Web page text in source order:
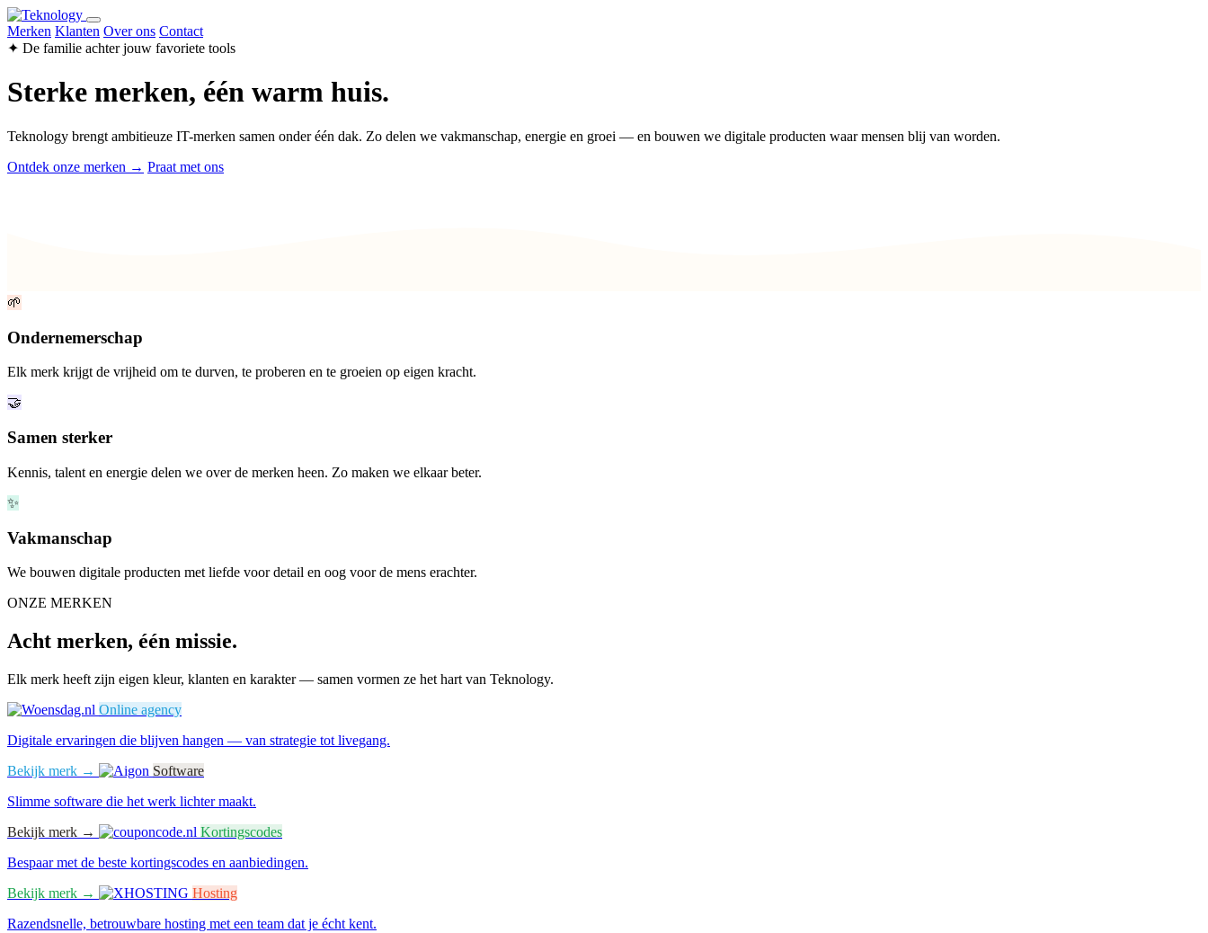
Merken Klanten Over ons Contact
✦ De familie achter jouw favoriete tools
Sterke merken, één warm huis.
Teknology brengt ambitieuze IT-merken samen onder één dak. Zo delen we vakmanschap, energie en groei — en bouwen we digitale producten waar mensen blij van worden.
Ontdek onze merken → Praat met ons
🌱
Ondernemerschap
Elk merk krijgt de vrijheid om te durven, te proberen en te groeien op eigen kracht.
🤝
Samen sterker
Kennis, talent en energie delen we over de merken heen. Zo maken we elkaar beter.
✨
Vakmanschap
We bouwen digitale producten met liefde voor detail en oog voor de mens erachter.
ONZE MERKEN
Acht merken, één missie.
Elk merk heeft zijn eigen kleur, klanten en karakter — samen vormen ze het hart van Teknology.
Online agency
Digitale ervaringen die blijven hangen — van strategie tot livegang.
Bekijk merk →
Software
Slimme software die het werk lichter maakt.
Bekijk merk →
Kortingscodes
Bespaar met de beste kortingscodes en aanbiedingen.
Bekijk merk →
Hosting
Razendsnelle, betrouwbare hosting met een team dat je écht kent.